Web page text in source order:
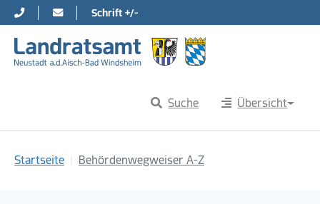
Direkt zur Hauptnavigation springen
Direkt zum Inhalt springen
Schrift +/-
Suche Übersicht
Startseite Behördenwegweiser A-Z